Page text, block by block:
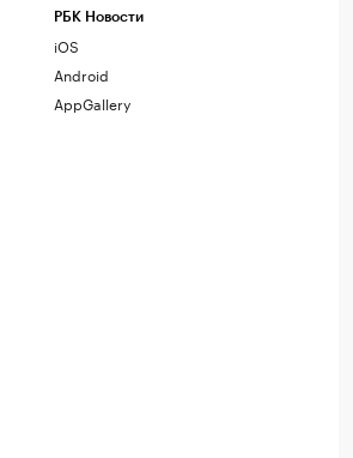
РБК Новости
iOS
Android
AppGallery